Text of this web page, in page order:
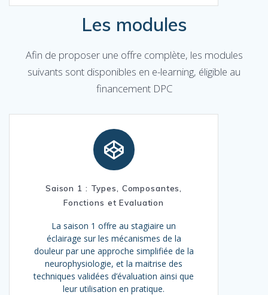
Les modules
Afin de proposer une offre complète, les modules
suivants sont disponibles en e-learning, éligible au
financement DPC
Saison 1 : Types, Composantes,
Fonctions et Evaluation
La saison 1 offre au stagiaire un
éclairage sur les mécanismes de la
douleur par une approche simplifiée de la
neurophysiologie, et la maitrise des
techniques validées d’évaluation ainsi que
leur utilisation en pratique.